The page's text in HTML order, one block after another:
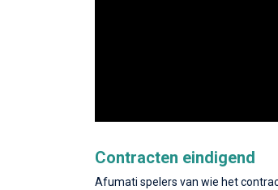
Contracten eindigend
Afumati spelers van wie het